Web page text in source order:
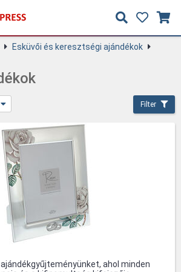
Esküvői és keresztségi ajándékok
Filter
ahol minden